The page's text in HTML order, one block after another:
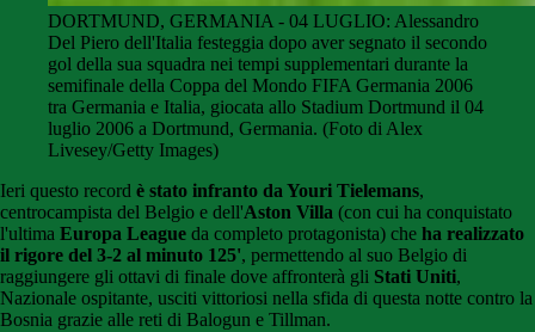
DORTMUND, GERMANIA - 04 LUGLIO: Alessandro
Del Piero dell'Italia festeggia dopo aver segnato il secondo
gol della sua squadra nei tempi supplementari durante la
semifinale della Coppa del Mondo FIFA Germania 2006
tra Germania e Italia, giocata allo Stadium Dortmund il 04
luglio 2006 a Dortmund, Germania. (Foto di Alex
Livesey/Getty Images)
Ieri questo record è stato infranto da Youri Tielemans,
centrocampista del Belgio e dell'Aston Villa (con cui ha conquistato
l'ultima Europa League da completo protagonista) che ha realizzato
il rigore del 3-2 al minuto 125', permettendo al suo Belgio di
raggiungere gli ottavi di finale dove affronterà gli Stati Uniti,
Nazionale ospitante, usciti vittoriosi nella sfida di questa notte contro la
Bosnia grazie alle reti di Balogun e Tillman.